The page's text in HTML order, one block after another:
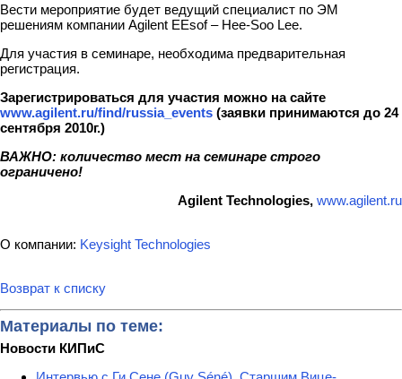
Вести мероприятие будет ведущий специалист по ЭМ
решениям компании Agilent EEsof – Hee-Soo Lee.
Для участия в семинаре, необходима предварительная
регистрация.
Зарегистрироваться для участия можно на сайте
www.agilent.ru/find/russia_events (заявки принимаются до 24
сентября 2010г.)
ВАЖНО: количество мест на семинаре строго
ограничено!
Agilent Technologies, www.agilent.ru
О компании: Keysight Technologies
Возврат к списку
Материалы по теме:
Новости КИПиС